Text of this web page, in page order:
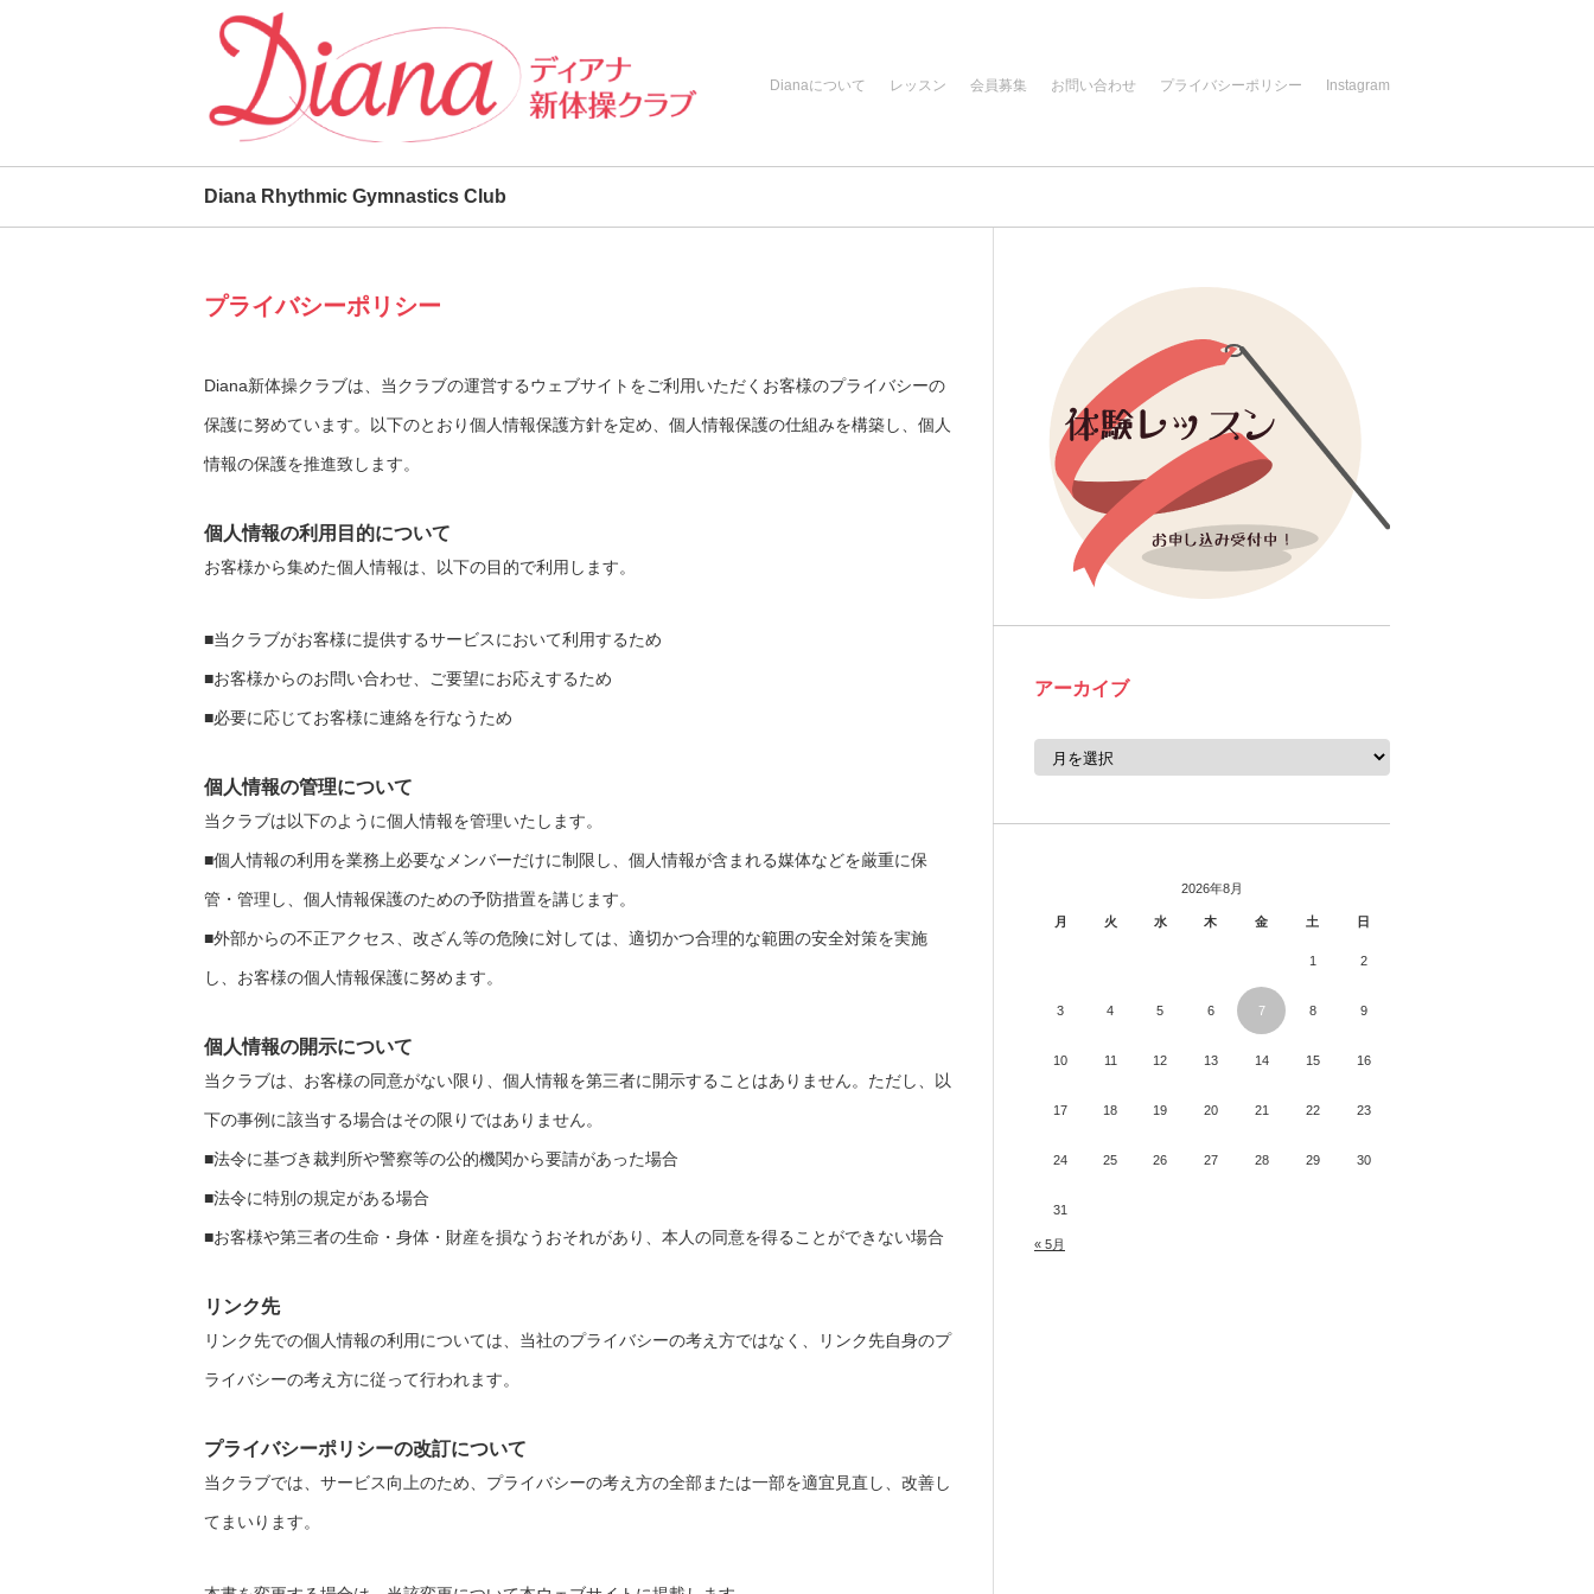
Dianaについて レッスン 会員募集 お問い合わせ プライバシーポリシー Instagram
Diana Rhythmic Gymnastics Club
プライバシーポリシー
Diana新体操クラブは、当クラブの運営するウェブサイトをご利用いただくお客様のプライバシーの
保護に努めています。以下のとおり個人情報保護方針を定め、個人情報保護の仕組みを構築し、個人
情報の保護を推進致します。
個人情報の利用目的について
お客様から集めた個人情報は、以下の目的で利用します。
■当クラブがお客様に提供するサービスにおいて利用するため
■お客様からのお問い合わせ、ご要望にお応えするため
■必要に応じてお客様に連絡を行なうため
個人情報の管理について
当クラブは以下のように個人情報を管理いたします。
■個人情報の利用を業務上必要なメンバーだけに制限し、個人情報が含まれる媒体などを厳重に保
管・管理し、個人情報保護のための予防措置を講じます。
■外部からの不正アクセス、改ざん等の危険に対しては、適切かつ合理的な範囲の安全対策を実施
し、お客様の個人情報保護に努めます。
個人情報の開示について
当クラブは、お客様の同意がない限り、個人情報を第三者に開示することはありません。ただし、以
下の事例に該当する場合はその限りではありません。
■法令に基づき裁判所や警察等の公的機関から要請があった場合
■法令に特別の規定がある場合
■お客様や第三者の生命・身体・財産を損なうおそれがあり、本人の同意を得ることができない場合
リンク先
リンク先での個人情報の利用については、当社のプライバシーの考え方ではなく、リンク先自身のプ
ライバシーの考え方に従って行われます。
プライバシーポリシーの改訂について
当クラブでは、サービス向上のため、プライバシーの考え方の全部または一部を適宜見直し、改善し
てまいります。
アーカイブ
ア
2026年8月
月 火 水 木 金 土 日
1 2
3 4 5 6 7 8 9
10 11 12 13 14 15 16
17 18 19 20 21 22 23
24 25 26 27 28 29 30
31
« 5月